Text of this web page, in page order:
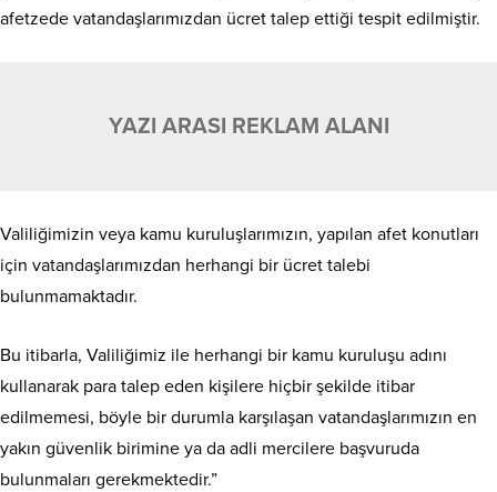
afetzede vatandaşlarımızdan ücret talep ettiği tespit edilmiştir.
YAZI ARASI REKLAM ALANI
Valiliğimizin veya kamu kuruluşlarımızın, yapılan afet konutları
için vatandaşlarımızdan herhangi bir ücret talebi
bulunmamaktadır.
Bu itibarla, Valiliğimiz ile herhangi bir kamu kuruluşu adını
kullanarak para talep eden kişilere hiçbir şekilde itibar
edilmemesi, böyle bir durumla karşılaşan vatandaşlarımızın en
yakın güvenlik birimine ya da adli mercilere başvuruda
bulunmaları gerekmektedir.”